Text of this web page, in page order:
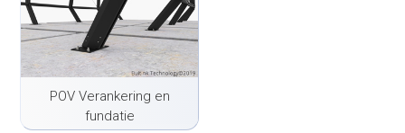
POV Verankering en
fundatie